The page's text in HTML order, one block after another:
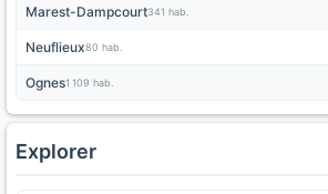
Marest-Dampcourt341 hab.
Neuflieux80 hab.
Ognes1 109 hab.
Explorer